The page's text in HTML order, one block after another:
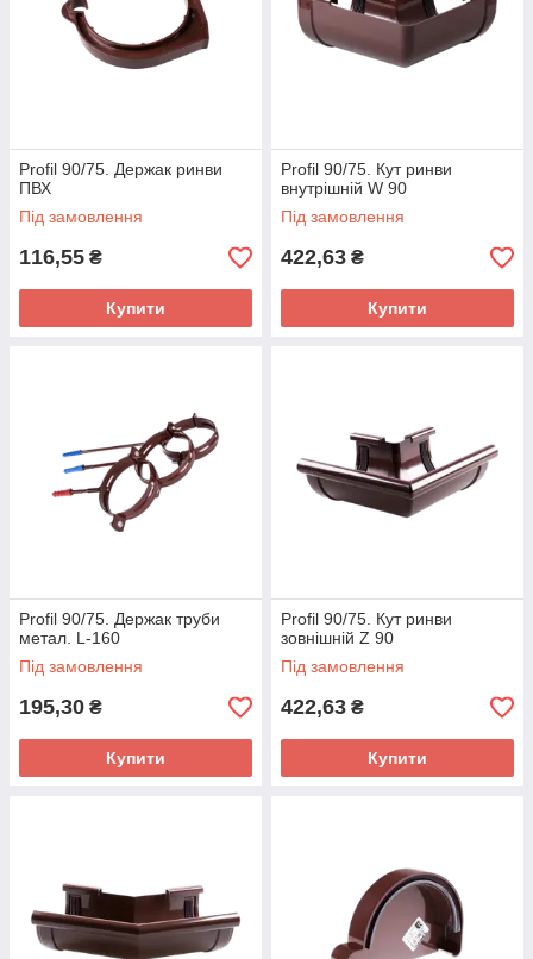
Profil 90/75. Держак ринви
ПВХ
Під замовлення
116,55 ₴
Купити
Profil 90/75. Кут ринви
внутрішній W 90
Під замовлення
422,63 ₴
Купити
Profil 90/75. Держак труби
метал. L-160
Під замовлення
195,30 ₴
Купити
Profil 90/75. Кут ринви
зовнішній Z 90
Під замовлення
422,63 ₴
Купити